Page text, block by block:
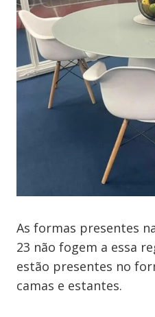
As formas presentes
23 não fogem a essa
estão presentes no
camas e estantes.